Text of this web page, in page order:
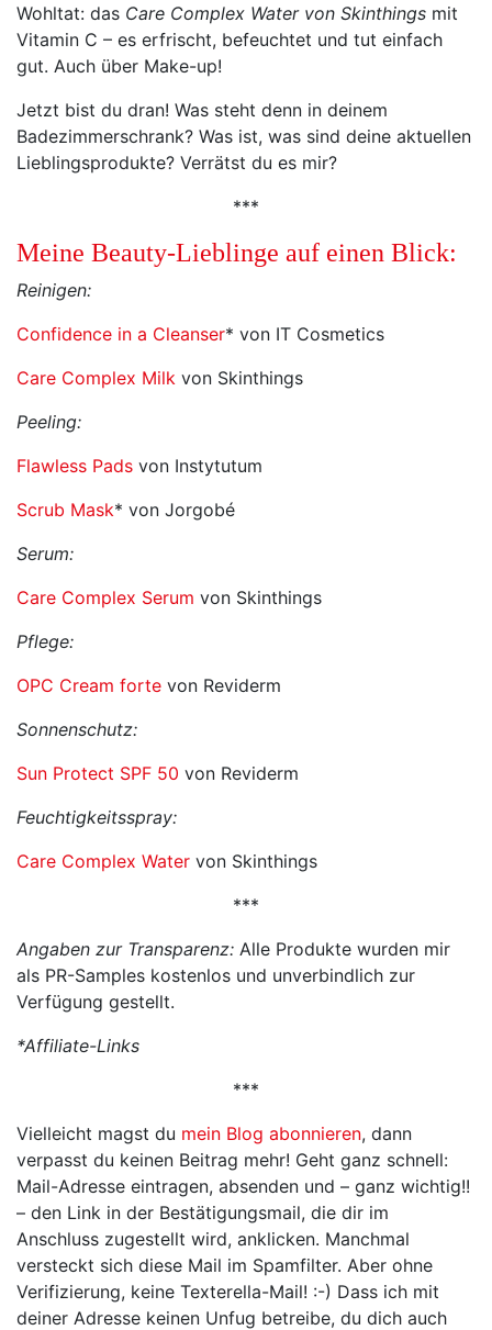
Wohltat: das Care Complex Water von Skinthings mit
Vitamin C – es erfrischt, befeuchtet und tut einfach
gut. Auch über Make-up!
Jetzt bist du dran! Was steht denn in deinem
Badezimmerschrank? Was ist, was sind deine aktuellen
Lieblingsprodukte? Verrätst du es mir?
***
Meine Beauty-Lieblinge auf einen Blick:
Reinigen:
Confidence in a Cleanser* von IT Cosmetics
Care Complex Milk von Skinthings
Peeling:
Flawless Pads von Instytutum
Scrub Mask* von Jorgobé
Serum:
Care Complex Serum von Skinthings
Pflege:
OPC Cream forte von Reviderm
Sonnenschutz:
Sun Protect SPF 50 von Reviderm
Feuchtigkeitsspray:
Care Complex Water von Skinthings
***
Angaben zur Transparenz: Alle Produkte wurden mir
als PR-Samples kostenlos und unverbindlich zur
Verfügung gestellt.
*Affiliate-Links
***
Vielleicht magst du mein Blog abonnieren, dann
verpasst du keinen Beitrag mehr! Geht ganz schnell:
Mail-Adresse eintragen, absenden und – ganz wichtig!!
– den Link in der Bestätigungsmail, die dir im
Anschluss zugestellt wird, anklicken. Manchmal
versteckt sich diese Mail im Spamfilter. Aber ohne
Verifizierung, keine Texterella-Mail! :-) Dass ich mit
deiner Adresse keinen Unfug betreibe, du dich auch